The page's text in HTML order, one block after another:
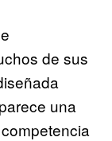
de sus
una